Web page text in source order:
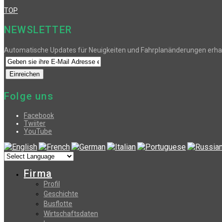
TOP
NEWSLETTER
Automatische Updates für Neuigkeiten und Fahrplanänderungen
Folge uns
Facebook
Twiiter
YouTube
Firma
Profil
Geschichte
Busflotte
Wirtschaftsdaten